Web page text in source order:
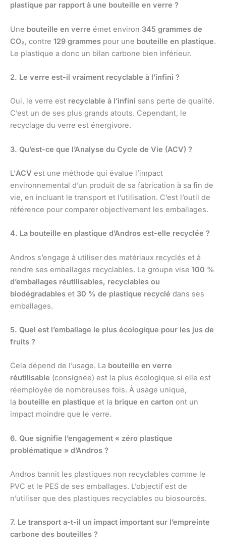
plastique par rapport à une bouteille en verre ?
Une bouteille en verre émet environ 345 grammes de
CO₂, contre 129 grammes pour une bouteille en plastique.
Le plastique a donc un bilan carbone bien inférieur.
2. Le verre est-il vraiment recyclable à l’infini ?
Oui, le verre est recyclable à l’infini sans perte de qualité.
C’est un de ses plus grands atouts. Cependant, le
recyclage du verre est énergivore.
3. Qu’est-ce que l’Analyse du Cycle de Vie (ACV) ?
L’ACV est une méthode qui évalue l’impact
environnemental d’un produit de sa fabrication à sa fin de
vie, en incluant le transport et l’utilisation. C’est l’outil de
référence pour comparer objectivement les emballages.
4. La bouteille en plastique d’Andros est-elle recyclée ?
Andros s’engage à utiliser des matériaux recyclés et à
rendre ses emballages recyclables. Le groupe vise 100 %
d’emballages réutilisables, recyclables ou
biodégradables et 30 % de plastique recyclé dans ses
emballages.
5. Quel est l’emballage le plus écologique pour les jus de
fruits ?
Cela dépend de l’usage. La bouteille en verre
réutilisable (consignée) est la plus écologique si elle est
réemployée de nombreuses fois. À usage unique,
la bouteille en plastique et la brique en carton ont un
impact moindre que le verre.
6. Que signifie l’engagement « zéro plastique
problématique » d’Andros ?
Andros bannit les plastiques non recyclables comme le
PVC et le PES de ses emballages. L’objectif est de
n’utiliser que des plastiques recyclables ou biosourcés.
7. Le transport a-t-il un impact important sur l’empreinte
carbone des bouteilles ?